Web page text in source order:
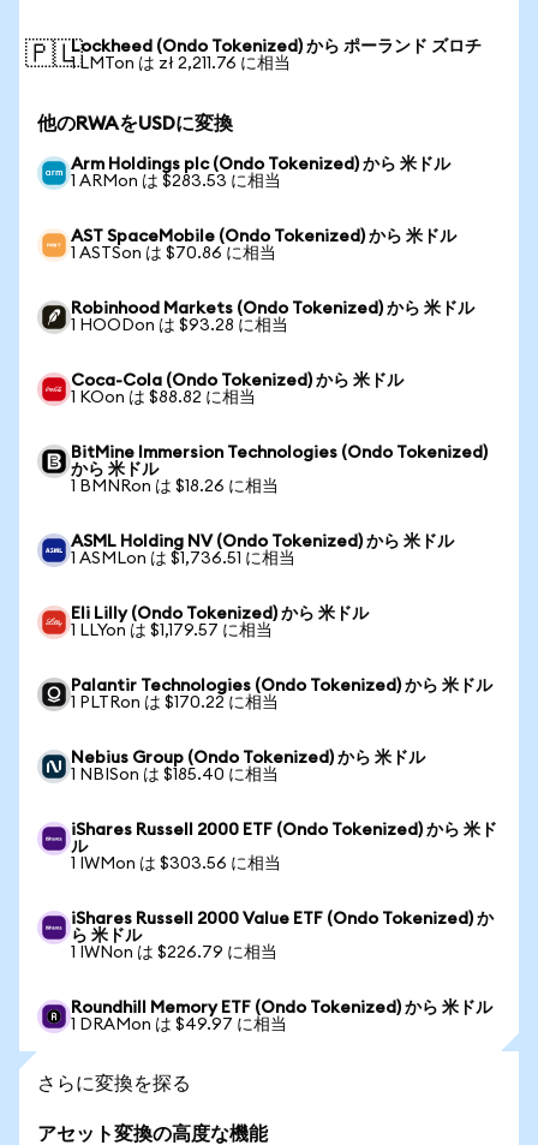
🇵🇱Lockheed (Ondo Tokenized) から ポーランド ズロチ
1 LMTon は zł 2,211.76 に相当
他のRWAをUSDに変換
Arm Holdings plc (Ondo Tokenized) から 米ドル
1 ARMon は $283.53 に相当
AST SpaceMobile (Ondo Tokenized) から 米ドル
1 ASTSon は $70.86 に相当
Robinhood Markets (Ondo Tokenized) から 米ドル
1 HOODon は $93.28 に相当
Coca-Cola (Ondo Tokenized) から 米ドル
1 KOon は $88.82 に相当
BitMine Immersion Technologies (Ondo Tokenized)
から 米ドル
1 BMNRon は $18.26 に相当
ASML Holding NV (Ondo Tokenized) から 米ドル
1 ASMLon は $1,736.51 に相当
Eli Lilly (Ondo Tokenized) から 米ドル
1 LLYon は $1,179.57 に相当
Palantir Technologies (Ondo Tokenized) から 米ドル
1 PLTRon は $170.22 に相当
Nebius Group (Ondo Tokenized) から 米ドル
1 NBISon は $185.40 に相当
iShares Russell 2000 ETF (Ondo Tokenized) から 米ド
ル
1 IWMon は $303.56 に相当
iShares Russell 2000 Value ETF (Ondo Tokenized) か
ら 米ドル
1 IWNon は $226.79 に相当
Roundhill Memory ETF (Ondo Tokenized) から 米ドル
1 DRAMon は $49.97 に相当
さらに変換を探る
アセット変換の高度な機能